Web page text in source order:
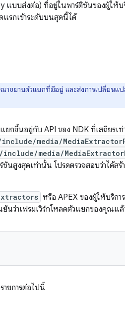
บบส่งต่อ) ที่อยู่ในพาร์ติชันของผู้ให้บริ
รกเข้าระดับบนสุดนี้ได้
ขยายตัวแยกที่มีอยู่ และส่งการเปลี่ยนแ
ยกขึ้นอยู่กับ API ของ NDK ที่เสถียรเ
include/media/
include/media/
นสูงสุดเท่านั้น โปรดตรวจสอบว่าได้ส
หรือ APEX ของผู้ให้บริก
ว่าเฟรมเวิร์กโหลดตัวแยกของคุณแล้
ายการต่อไปนี้